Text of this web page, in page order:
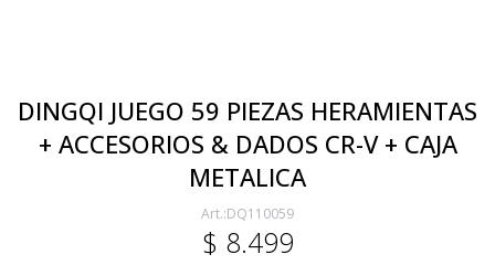
DINGQI JUEGO 59 PIEZAS HERAMIENTAS
+ ACCESORIOS & DADOS CR-V + CAJA
METALICA
DQ110059
$ 8.499
Ferretería
Herramientas Eléctrica y Batería